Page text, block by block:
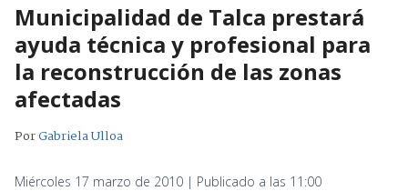
Municipalidad de Talca prestará
ayuda técnica y profesional para
la reconstrucción de las zonas
afectadas
PorGabriela Ulloa
Miércoles 17 marzo de 2010 | Publicado a las 11:00